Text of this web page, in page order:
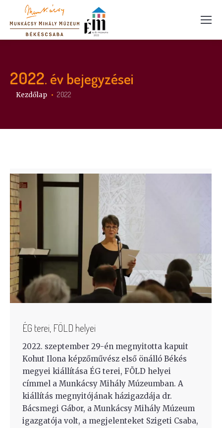
2022. év bejegyzései
Itt vagy:
Kezdőlap 2022
ÉG terei, FÖLD helyei
2022. szeptember 29-én megnyitotta kapuit
Kohut Ilona képzőművész első önálló Békés
megyei kiállítása ÉG terei, FÖLD helyei
címmel a Munkácsy Mihály Múzeumban. A
kiállítás megnyitójának házigazdája dr.
Bácsmegi Gábor, a Munkácsy Mihály Múzeum
igazgatója volt, a megjelenteket Szigeti Csaba,